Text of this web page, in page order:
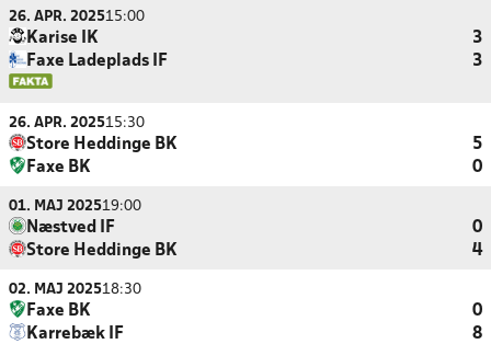
26. APR. 202515:00
Karise IK
3
Faxe Ladeplads IF
3
26. APR. 202515:30
Store Heddinge BK
5
Faxe BK
0
01. MAJ 202519:00
Næstved IF
0
Store Heddinge BK
4
02. MAJ 202518:30
Faxe BK
0
Karrebæk IF
8